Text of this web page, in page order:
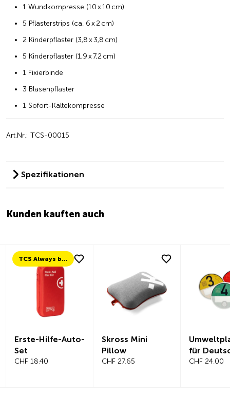
1 Wundkompresse (10 x 10 cm)
5 Pflasterstrips (ca. 6 x 2 cm)
2 Kinderpflaster (3,8 x 3,8 cm)
5 Kinderpflaster (1,9 x 7,2 cm)
1 Fixierbinde
3 Blasenpflaster
1 Sofort-Kältekompresse
Art.Nr.: TCS-00015
Spezifikationen
Kunden kauften auch
TCS Always by my side
Erste-Hilfe-Auto-
Set
CHF 18.40
Skross Mini
Pillow
CHF 27.65
für
CHF 24.00